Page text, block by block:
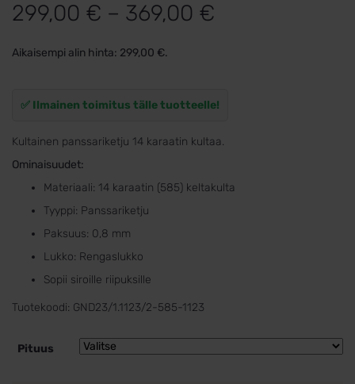
Arvio5.00
5:stä
1
asiakkaan
299,00 € – 369,00 €
369,00 €
Aikaisempi alin hinta: 299,00 €.
✅ Ilmainen toimitus tälle tuotteelle!
Kultainen panssariketju 14 karaatin kultaa.
Ominaisuudet:
Materiaali: 14 karaatin (585) keltakulta
Tyyppi: Panssariketju
Paksuus: 0,8 mm
Lukko: Rengaslukko
Sopii siroille riipuksille
Tuotekoodi: GND23/1.1123/2-585-1123
Pituus